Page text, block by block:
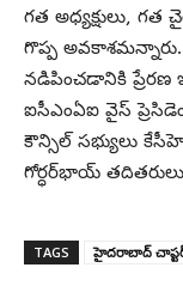
గత అధ్యక్షులు, గత
గొప్ప
నడిపించడానికి ప్రేరణ
ఐసీఎంఏఐ వైస్
కౌన్సిల్ సభ్యులు
గోర్ధర్‌భాయ్
TAGS హైదరాబాద్